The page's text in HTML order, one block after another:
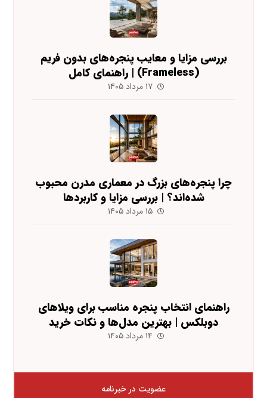
بررسی مزایا و معایب پنجره‌های بدون فریم
(Frameless) | راهنمای کامل
۱۷ مرداد ۱۴۰۵
چرا پنجره‌های بزرگ در معماری مدرن محبوب
شده‌اند؟ | بررسی مزایا و کاربردها
۱۵ مرداد ۱۴۰۵
راهنمای انتخاب پنجره مناسب برای ویلاهای
دوبلکس | بهترین مدل‌ها و نکات خرید
۱۴ مرداد ۱۴۰۵
عضویت در خبرنامه